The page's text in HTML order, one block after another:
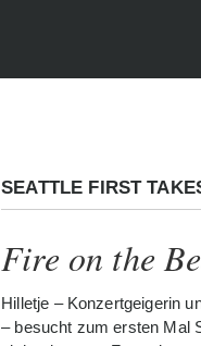
SEATTLE FIRST
Fire on the
Hilletje – Konzertgeigerin
– besucht zum ersten Mal